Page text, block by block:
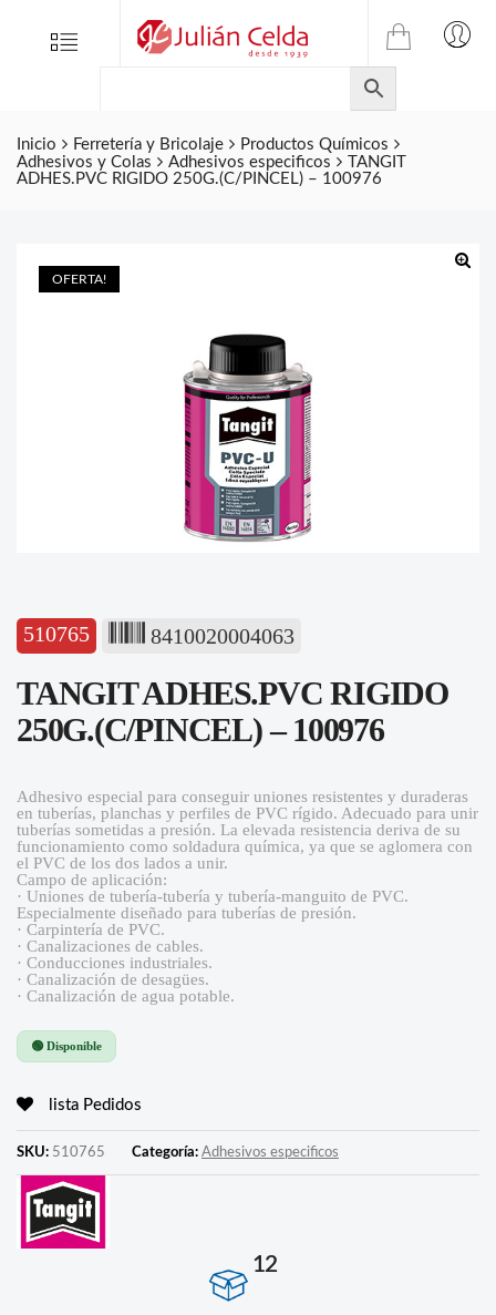
Menu
TIENDA
ONLINE
DE
JULIAN
CELDA
S.L.
Inicio Ferretería y Bricolaje
Productos Químicos
Adhesivos y Colas
Adhesivos especificos
TANGIT
ADHES.PVC RIGIDO 250G.(C/PINCEL) – 100976
OFERTA!
510765 8410020004063
TANGIT ADHES.PVC RIGIDO
250G.(C/PINCEL) – 100976
Adhesivo especial para conseguir uniones resistentes y duraderas
en tuberías, planchas y perfiles de PVC rígido. Adecuado para unir
tuberías sometidas a presión. La elevada resistencia deriva de su
funcionamiento como soldadura química, ya que se aglomera con
el PVC de los dos lados a unir.
Campo de aplicación:
· Uniones de tubería-tubería y tubería-manguito de PVC.
Especialmente diseñado para tuberías de presión.
· Carpintería de PVC.
· Canalizaciones de cables.
· Conducciones industriales.
· Canalización de desagües.
· Canalización de agua potable.
🟢 Disponible
lista Pedidos
SKU: 510765 Categoría: Adhesivos especificos
12
Folletos
Contacto